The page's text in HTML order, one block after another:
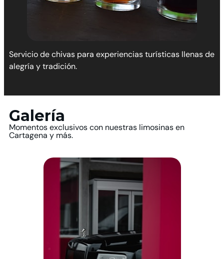
Servicio de chivas para experiencias turísticas llenas de
alegría y tradición.
Galería
Momentos exclusivos con nuestras limosinas en
Cartagena y más.